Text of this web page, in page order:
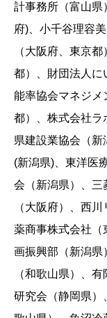
計事務所（富山県
府)、小千谷理容
（大阪府、東京
都）、財団法人に
能率協会マネジ
都）、株式会社ラ
県建設業協会（新
(新潟県)、東洋医
会（新潟県）、三
（大阪府）、西
薬商事株式会社（
画振興部（新潟県
（和歌山県）、
研究会（静岡県）